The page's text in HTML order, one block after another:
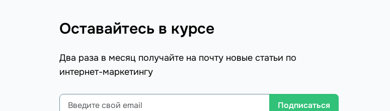
Оставайтесь в курсе
Два раза в месяц получайте на почту новые статьи по
интернет-маркетингу
Подписаться